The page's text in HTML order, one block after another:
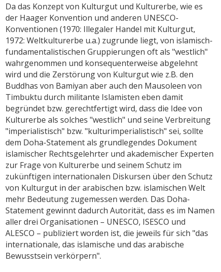
Da das Konzept von Kulturgut und Kulturerbe, wie es
der Haager Konvention und anderen UNESCO-
Konventionen (1970: Illegaler Handel mit Kulturgut,
1972: Weltkulturerbe u.a.) zugrunde liegt, von islamisch-
fundamentalistischen Gruppierungen oft als "westlich"
wahrgenommen und konsequenterweise abgelehnt
wird und die Zerstörung von Kulturgut wie z.B. den
Buddhas von Bamiyan aber auch den Mausoleen von
Timbuktu durch militante Islamisten eben damit
begründet bzw. gerechtfertigt wird, dass die Idee von
Kulturerbe als solches "westlich" und seine Verbreitung
"imperialistisch" bzw. "kulturimperialistisch" sei, sollte
dem Doha-Statement als grundlegendes Dokument
islamischer Rechtsgelehrter und akademischer Experten
zur Frage von Kulturerbe und seinem Schutz im
zukünftigen internationalen Diskursen über den Schutz
von Kulturgut in der arabischen bzw. islamischen Welt
mehr Bedeutung zugemessen werden. Das Doha-
Statement gewinnt dadurch Autorität, dass es im Namen
aller drei Organisationen – UNESCO, ISESCO und
ALESCO – publiziert worden ist, die jeweils für sich "das
internationale, das islamische und das arabische
Bewusstsein verkörpern".